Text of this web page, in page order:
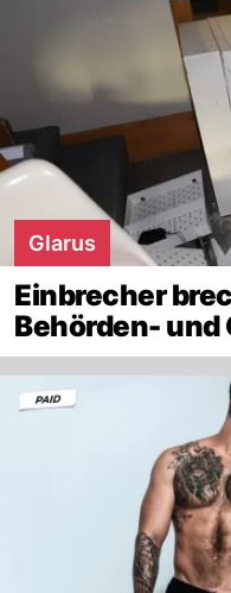
Glarus
Einbrecher
Behörden- und